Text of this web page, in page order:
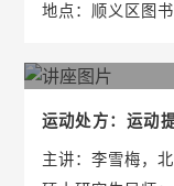
地点：顺义区图
运动处方：运动
主讲：李雪梅，